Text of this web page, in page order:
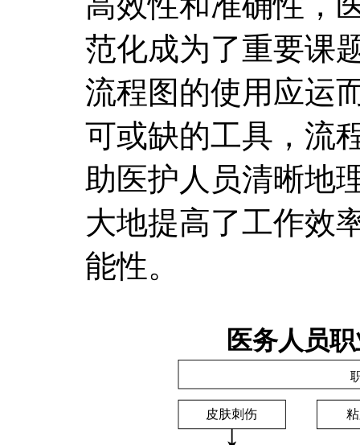
范化成为了重要课
流程图的使用应运
可或缺的工具，流
助医护人员清晰地
大地提高了工作效
能性。